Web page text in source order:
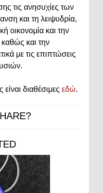
τις ανησυχίες των
και τη λειψυδρία,
οικονομία και την
και την
με τις επιπτώσεις
διαθέσιμες εδώ.